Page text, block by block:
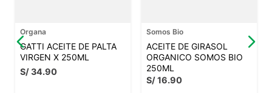
Organa
GATTI ACEITE DE PALTA
VIRGEN X 250ML
S/34.90
Somos Bio
ACEITE DE GIRASOL
ORGANICO SOMOS BIO
250ML
S/16.90